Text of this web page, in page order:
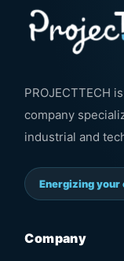
PROJECTTECH
company
industrial and
Energizing
Company